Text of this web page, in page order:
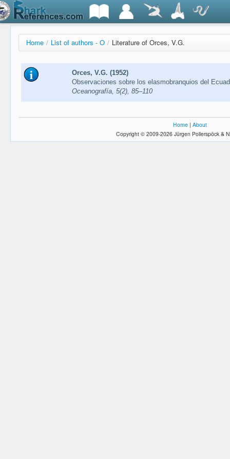
Home / List of authors - O / Literature of Orces, V.G.
Orces, V.G. (1952)
Observaciones sobre los elasmobranquios del
Oceanografía, 5(2), 85–110
Home | About
Copyright © 2009-2026 Jürgen Pollerspöck &